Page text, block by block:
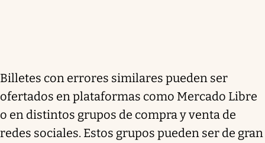
Billetes con errores similares pueden ser
ofertados en plataformas como Mercado Libre
o en distintos grupos de compra y venta de
redes sociales. Estos grupos pueden ser de gran